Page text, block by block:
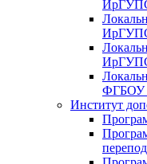
ФГБОУ
Институт